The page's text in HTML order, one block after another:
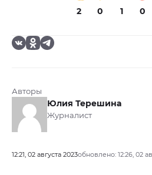
2 0 1 0
Авторы
Юлия Терешина
Журналист
12:21, 02 августа 2023обновлено: 12:26, 02